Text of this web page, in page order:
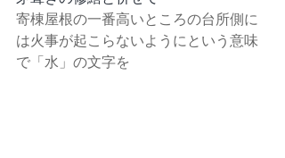
寄棟屋根の一番高いところの台所側に
は火事が起こらないようにという意味
で「水」の文字を